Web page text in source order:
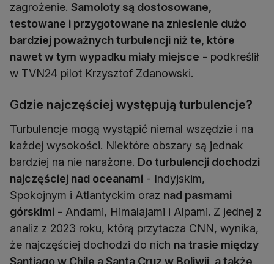
zagrożenie. Samoloty są dostosowane,
testowane i przygotowane na zniesienie dużo
bardziej poważnych turbulencji niż te, które
nawet w tym wypadku miały miejsce - podkreślił
w TVN24 pilot Krzysztof Zdanowski.
Gdzie najczęściej występują turbulencje?
Turbulencje mogą wystąpić niemal wszędzie i na
każdej wysokości. Niektóre obszary są jednak
bardziej na nie narażone. Do turbulencji dochodzi
najczęściej nad oceanami - Indyjskim,
Spokojnym i Atlantyckim oraz nad pasmami
górskimi - Andami, Himalajami i Alpami. Z jednej z
analiz z 2023 roku, którą przytacza CNN, wynika,
że najczęściej dochodzi do nich na trasie między
Santiago w Chile a Santa Cruz w Boliwii, a także